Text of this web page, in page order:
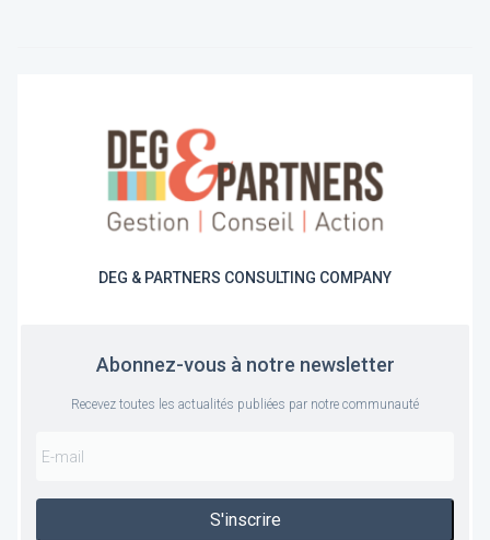
DEG & PARTNERS CONSULTING COMPANY
Abonnez-vous à notre newsletter
Recevez toutes les actualités publiées par notre communauté
S'inscrire